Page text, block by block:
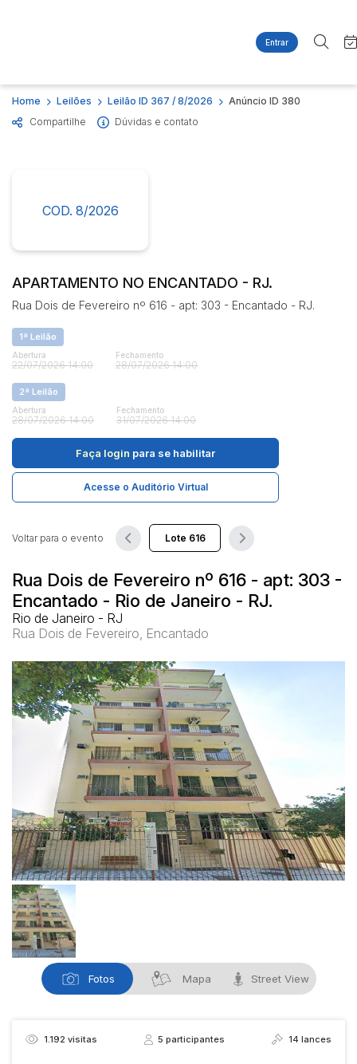
Entrar
Site
Agenda
Quem Somos
Imóveis
Casas
Ponto Comercial
Terreno
Busca por palavra-chave
Estados
Judiciais Extrajudiciais
Faixa de valor
R$
Home Leilões Leilão ID 367 / 8/2026
Anúncio ID 380
Compartilhe
Dúvidas e contato
COD. 8/2026
APARTAMENTO NO ENCANTADO - RJ.
Rua Dois de Fevereiro nº 616 - apt: 303 - Encantado - RJ.
1ª Leilão
Abertura
22/07/2026 14:00
Fechamento
28/07/2026 14:00
2ª Leilão
Abertura
28/07/2026 14:00
Fechamento
31/07/2026 14:00
Faça login para se habilitar
Acesse o Auditório Virtual
Rua Dois de Fevereiro nº 616 - apt: 303 -
Encantado - Rio de Janeiro - RJ.
Rio de Janeiro - RJ
Rua Dois de Fevereiro, Encantado
Voltar para o evento
Fotos Mapa Street View
1.192 visitas 5participantes 14 lances